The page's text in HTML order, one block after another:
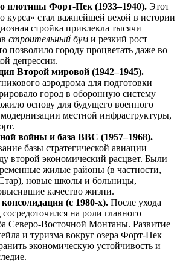
плотины Форт-Пек (1933–1940). Этот
курса» стал важнейшей вехой в истории
стройка привлекла тысячи
строительный бум и резкий рост
позволило городу процветать даже во
депрессии.
Второй мировой (1942–1945).
аэродрома для подготовки
город в оборонную систему
основу для будущего военного
местной инфраструктуры,
войны и база ВВС (1957–1968).
базы стратегической авиации
второй экономический расцвет. Были
жилые районы (в частности,
новые школы и больницы,
качество жизни.
(с 1980-х). После ухода
на роли главного
Северо-Восточной Монтаны. Развитие
и туризма вокруг озера Форт-Пек
экономическую устойчивость и